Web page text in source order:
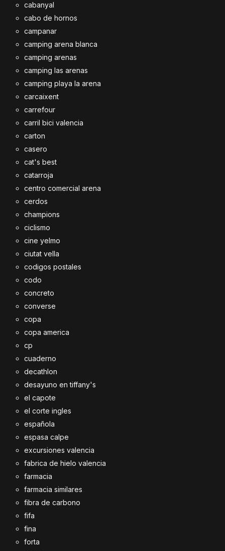
cabanyal
cabo de hornos
campanar
camping arena blanca
camping arenas
camping las arenas
camping playa la arena
carcaixent
carrefour
carril bici valencia
carton
casero
cat's best
catarroja
centro comercial arena
cerdos
champions
ciclismo
cine yelmo
ciutat vella
codigos postales
codo
concreto
converse
copa
copa america
cp
cuaderno
decathlon
desayuno en tiffany's
el capote
el corte ingles
española
espasa calpe
excursiones valencia
fabrica de hielo valencia
farmacia
farmacia similares
fibra de carbono
fifa
fina
forta